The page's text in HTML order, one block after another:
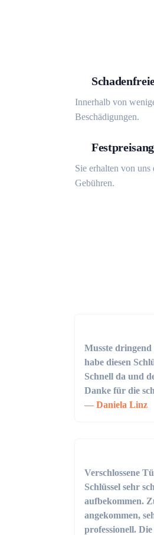
Innerhalb von
Beschädigungen.
Sie erhalten von
Gebühren.
Musste
habe diesen
Schnell da und
Danke für die
Daniela Linz
Verschlossene
Schlüssel sehr
aufbekommen.
angekommen,
professionell.